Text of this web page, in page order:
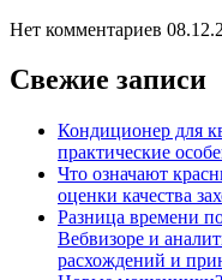
Нет комментариев
Свежие записи
Кондиционер для
практические
Что означают
оценки качества
Разница времени
Вебвизоре и
расхождений и